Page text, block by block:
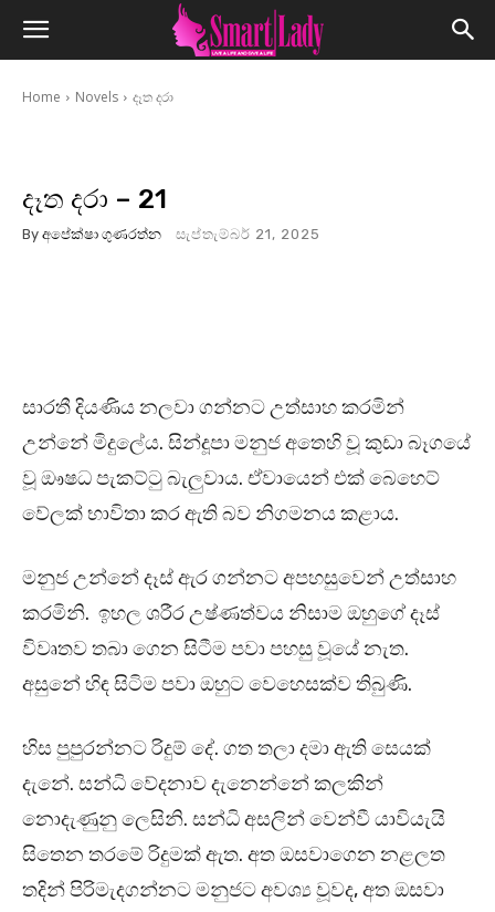
Home Novels දෑත දරා
දෑත දරා – 21
By අපේක්ෂා ගුණරත්න සැප්තැම්බර් 21, 2025
සාරතී දියණිය නලවා ගන්නට උත්සාහ කරමින්
උන්නේ මිදුලේය. සින්දූපා මනුජ අතෙහි වූ කුඩා බෑගයේ
වූ ඖෂධ පැකට්ටු බැලුවාය. ඒවායෙන් එක් බෙහෙට්
වේලක් භාවිතා කර ඇති බව නිගමනය කළාය.
මනුජ උන්නේ දෑස් ඇර ගන්නට අපහසුවෙන් උත්සාහ
කරමිනි. ඉහල ශරීර උෂ්ණත්වය නිසාම ඔහුගේ දෑස්
විවෘතව තබා ගෙන සිටීම පවා පහසු වූයේ නැත.
අසුනේ හිඳ සිටිම පවා ඔහුට වෙහෙසක්ව තිබුණි.
හිස පුපුරන්නට රිදුම් දේ. ගත තලා දමා ඇති සෙයක්
දැනේ. සන්ධි වේදනාව දැනෙන්නේ කලකින්
නොදැණුනු ලෙසිනි. සන්ධි අසලින් වෙන්වී යාවියැයි
සිතෙන තරමේ රිදුමක් ඇත. අත ඔසවාගෙන නළලත
තදින් පිරිමැදගන්නට මනුජට අවශ්‍ය වූවද, අත ඔසවා